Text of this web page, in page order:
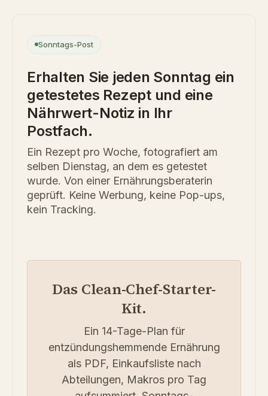
Sonntags-Post
Erhalten Sie jeden Sonntag ein
getestetes Rezept und eine
Nährwert-Notiz in Ihr
Postfach.
Ein Rezept pro Woche, fotografiert am
selben Dienstag, an dem es getestet
wurde. Von einer Ernährungsberaterin
geprüft. Keine Werbung, keine Pop-ups,
kein Tracking.
Das Clean-Chef-Starter-
Kit.
Ein 14-Tage-Plan für
entzündungshemmende Ernährung
als PDF, Einkaufsliste nach
Abteilungen, Makros pro Tag